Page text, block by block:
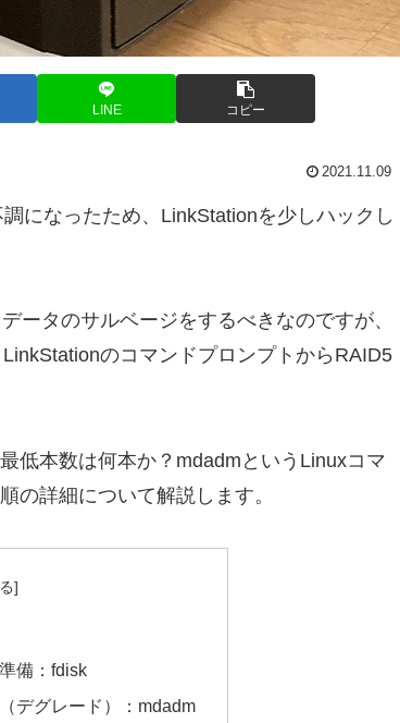
LINE コピー
2021.11.09
になったため、LinkStationを少しハックし
ータのサルベージをするべきなのですが、
のコマンドプロンプトからRAID5
低本数は何本か？mdadmというLinuxコマ
の詳細について解説します。
備：fdisk
デグレード）：mdadm